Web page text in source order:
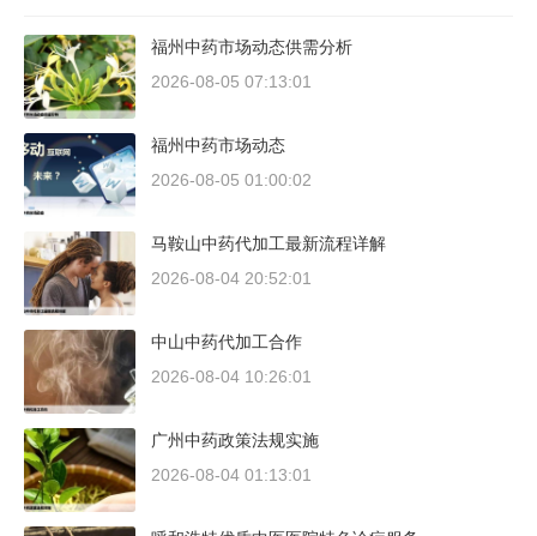
福州中药市场动态供需分析
2026-08-05 07:13:01
福州中药市场动态
2026-08-05 01:00:02
马鞍山中药代加工最新流程详解
2026-08-04 20:52:01
中山中药代加工合作
2026-08-04 10:26:01
广州中药政策法规实施
2026-08-04 01:13:01